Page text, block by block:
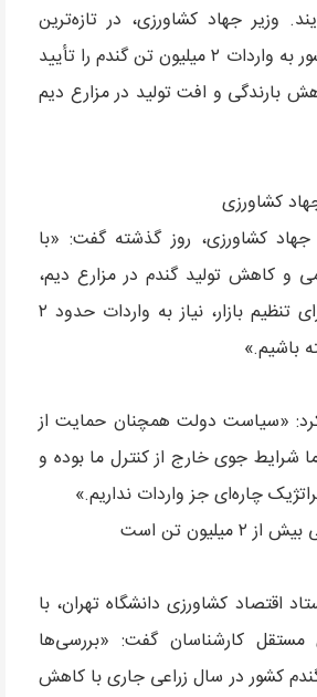
وزیر جهاد کشاورزی، در تازه‌ترین
اظهارات خود، نیاز کشور به واردات ۲ میلیون تن گندم را تأیید
بارندگی و افت تولید در مزارع دیم
کشاورزی
جهاد کشاورزی، روز گذشته گفت: «با
و کاهش تولید گندم در مزارع دیم،
پیش‌بینی می‌شود برای تنظیم بازار، نیاز به واردات حدود ۲
باشیم.»
«سیاست دولت همچنان حمایت از
شرایط جوی خارج از کنترل ما بوده و
چاره‌ای جز واردات نداریم.»
تن است
اقتصاد کشاورزی دانشگاه تهران، با
مستقل کارشناسان گفت: «بررسی‌ها
کشور در سال زراعی جاری با کاهش